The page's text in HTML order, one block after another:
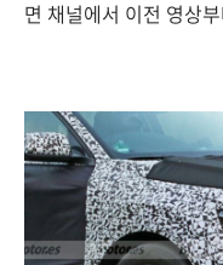
면 채널에서 이전 영상